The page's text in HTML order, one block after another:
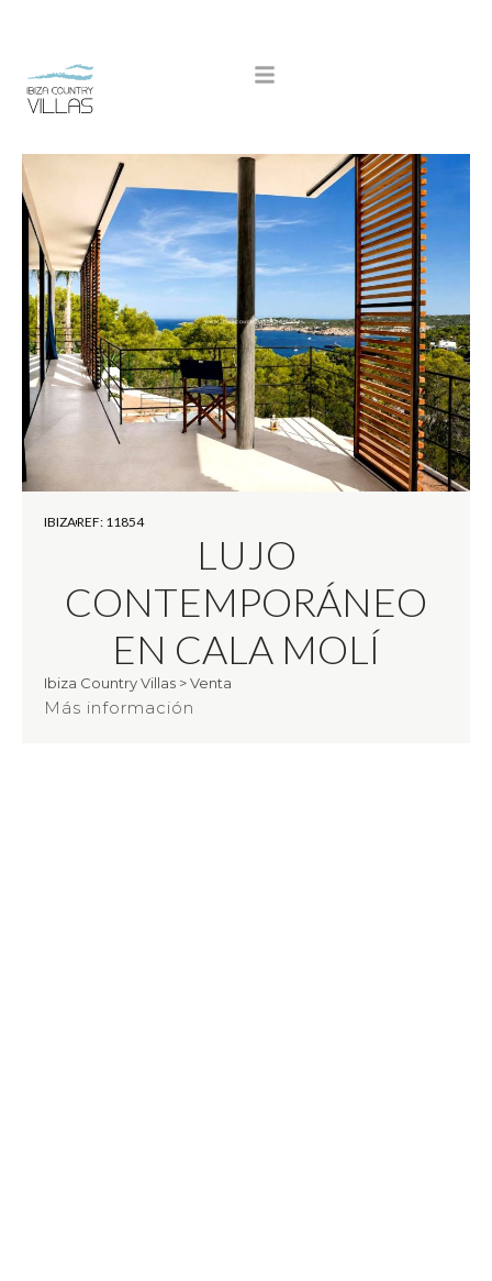
IBIZAREF: 11854
LUJO
CONTEMPORÁNEO
EN CALA MOLÍ
Ibiza Country Villas >Venta
Más información